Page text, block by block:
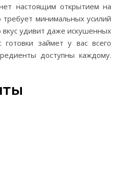
настоящим открытием на
минимальных усилий
удивит даже искушенных
готовки займет у вас всего
доступны каждому.